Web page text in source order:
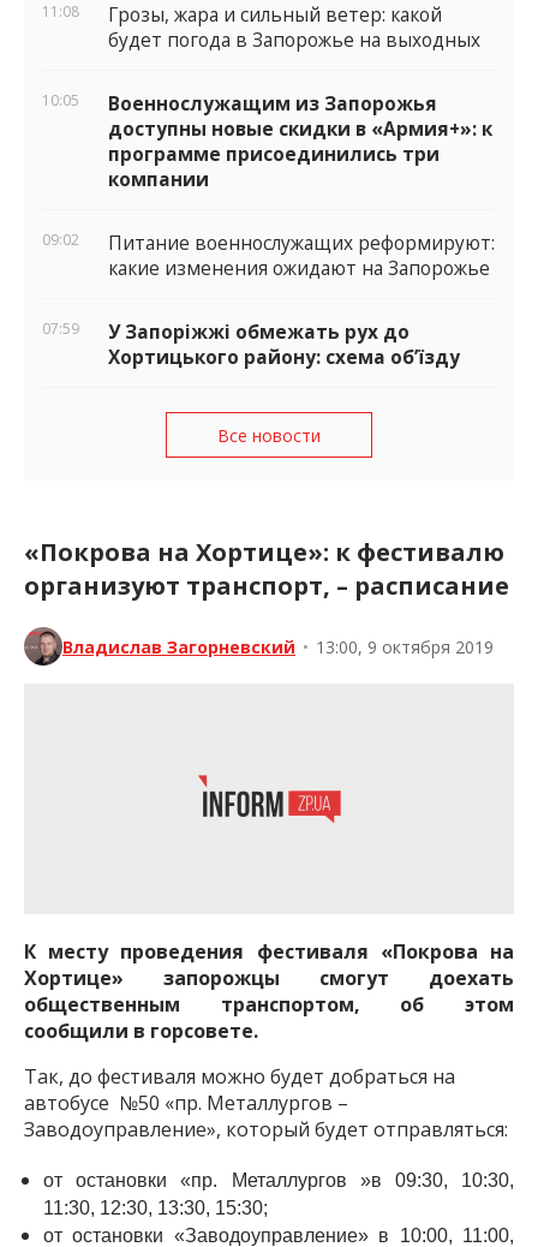
11:08
Грозы, жара и сильный ветер: какой
будет погода в Запорожье на выходных
10:05
Военнослужащим из Запорожья
доступны новые скидки в «Армия+»: к
программе присоединились три
компании
09:02
Питание военнослужащих реформируют:
какие изменения ожидают на Запорожье
07:59
У Запоріжжі обмежать рух до
Хортицького району: схема об’їзду
Все новости
«Покрова на Хортице»: к фестивалю
организуют транспорт, – расписание
Владислав Загорневский • 13:00, 9 октября 2019
К месту проведения фестиваля «Покрова на
Хортице» запорожцы смогут доехать
общественным транспортом, об этом
сообщили в горсовете.
Так, до фестиваля можно будет добраться на
автобусе №50 «пр. Металлургов –
Заводоуправление», который будет отправляться:
от остановки «пр. Металлургов »в 09:30, 10:30,
11:30, 12:30, 13:30, 15:30;
от остановки «Заводоуправление» в 10:00, 11:00,